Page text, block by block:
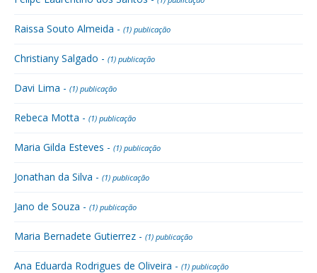
Raissa Souto Almeida - (1) publicação
Christiany Salgado - (1) publicação
Davi Lima - (1) publicação
Rebeca Motta - (1) publicação
Maria Gilda Esteves - (1) publicação
Jonathan da Silva - (1) publicação
Jano de Souza - (1) publicação
Maria Bernadete Gutierrez - (1) publicação
Ana Eduarda Rodrigues de Oliveira - (1) publicação